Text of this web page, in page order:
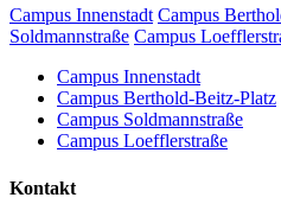
Campus Innenstadt Campus
Soldmannstraße Campus
Campus Innenstadt
Campus Berthold-Beitz-Platz
Campus Soldmannstraße
Campus Loefflerstraße
Kontakt